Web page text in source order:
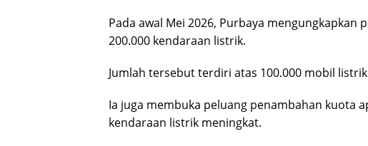
Pada awal Mei 2026, Purbaya
200.000 kendaraan listrik.
Jumlah tersebut terdiri atas 100.000 mobil
Ia juga membuka peluang penambahan kuota
kendaraan listrik meningkat.